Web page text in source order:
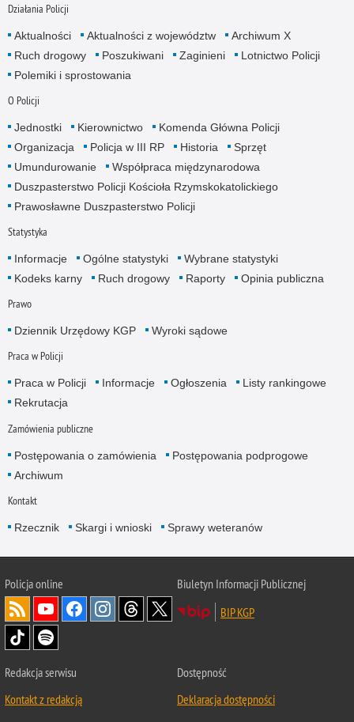
Działania Policji
Aktualności Aktualności z województw
Archiwum X
Ruch drogowy
Poszukiwani Zaginieni
Lotnictwo Policji
Polemiki i sprostowania
O Policji
Jednostki Kierownictwo
Komenda Główna Policji
Organizacja
Policja w III RP Historia
Sprzęt
Umundurowanie
Współpraca międzynarodowa
Duszpasterstwo Policji Kościoła Rzymskokatolickiego
Prawosławne Duszpasterstwo Policji
Statystyka
Informacje Ogólne statystyki
Wybrane statystyki
Kodeks karny
Ruch drogowy Raporty Opinia publiczna
Prawo
Dziennik Urzędowy KGP Wyroki sądowe
Praca w Policji
Praca w Policji Informacje Ogłoszenia
Listy rankingowe
Rekrutacja
Zamówienia publiczne
Postępowania o zamówienia
Postępowania podprogowe
Archiwum
Kontakt
Rzecznik Skargi i wnioski Sprawy weteranów
Policjaonline
Biuletyn Informacji Publicznej
BIP KGP
Redakcja serwisu
Kontakt z redakcją
Dostępność
Deklaracja dostępności